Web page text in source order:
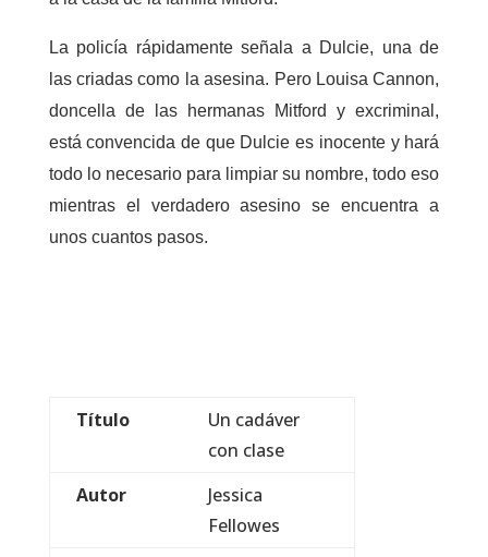
La policía rápidamente señala a Dulcie, una de
las criadas como la asesina. Pero Louisa Cannon,
doncella de las hermanas Mitford y excriminal,
está convencida de que Dulcie es inocente y hará
todo lo necesario para limpiar su nombre, todo eso
mientras el verdadero asesino se encuentra a
unos cuantos pasos.
Título
Un cadáver
con clase
Autor
Jessica
Fellowes